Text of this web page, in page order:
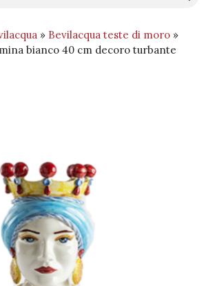
» Bevilacqua teste di moro »
bianco 40 cm decoro turbante